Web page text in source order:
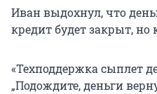
Иван выдохнул, что
кредит будет закрыт, но
«Техподдержка сыплет
„Подождите, деньги